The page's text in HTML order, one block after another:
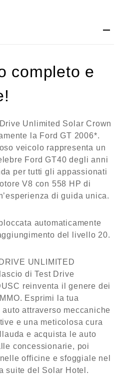
completo e
Unlimited Solar Crown
la Ford GT 2006*.
veicolo rappresenta un
Ford GT40 degli anni
per tutti gli appassionati
V8 con 558 HP di
di guida unica.
automaticamente
del livello 20.
UNLIMITED
di Test Drive
reinventa il genere dei
Esprimi la tua
attraverso meccaniche
e una meticolosa cura
e acquista le auto
concessionarie, poi
officine e sfoggiale nel
suite del Solar Hotel.